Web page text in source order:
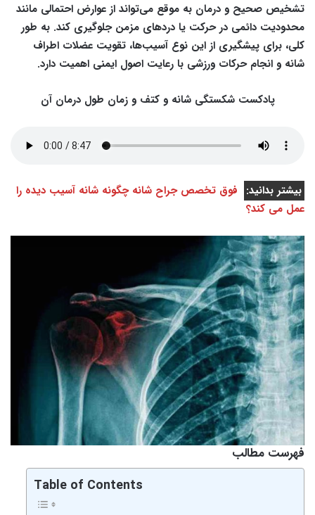
تشخیص صحیح و درمان به موقع می‌تواند از عوارض احتمالی مانند
محدودیت دائمی در حرکت یا دردهای مزمن جلوگیری کند. به طور
کلی، برای پیشگیری از این نوع آسیب‌ها، تقویت عضلات اطراف
شانه و انجام حرکات ورزشی با رعایت اصول ایمنی اهمیت دارد.
پادکست شکستگی شانه و کتف و زمان طول درمان آن
بیشتر بدانید: فوق تخصص جراح شانه چگونه شانه آسیب دیده را
عمل می کند؟
فهرست مطالب
Table of Contents